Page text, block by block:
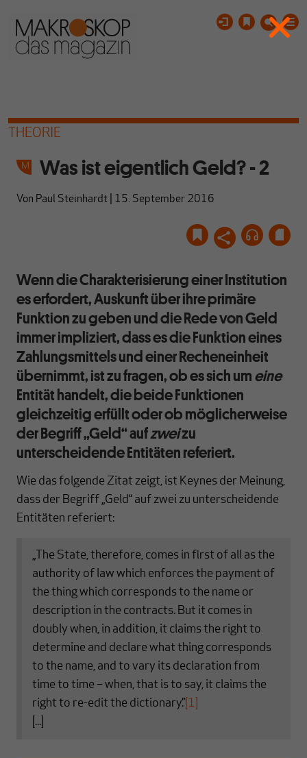
THEORIE
Was ist eigentlich Geld? - 2
Von Paul Steinhardt 15. September 2016
Wenn die Charakterisierung einer Institution
es erfordert, Auskunft über ihre primäre
Funktion zu geben und die Rede von Geld
immer impliziert, dass es die Funktion eines
Zahlungsmittels und einer Recheneinheit
übernimmt, ist zu fragen, ob es sich umeine
Entität handelt, die beide Funktionen
gleichzeitig erfüllt oder ob möglicherweise
der Begriff „Geld“ aufzweizu
unterscheidende Entitäten referiert.
Wie das folgende Zitat zeigt, ist Keynes der Meinung,
dass der Begriff „Geld“ auf zwei zu unterscheidende
Entitäten referiert:
„The State, therefore, comes in first of all as the
authority of law which enforces the payment of
the thing which corresponds to the name or
description in the contracts. But it comes in
doubly when, in addition, it claims the right to
determine and declare what thing corresponds
to the name, and to vary its declaration from
time to time – when, that is to say, it claims the
right to re-edit the dictionary.” [1]
[...]